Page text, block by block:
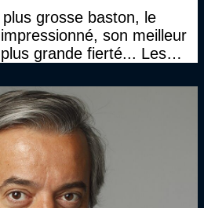
grosse baston, le
son meilleur
grande fierté... Les